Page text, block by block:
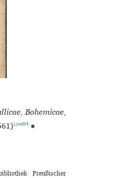
Bohemicae,
Lind94 ●
Preußischer